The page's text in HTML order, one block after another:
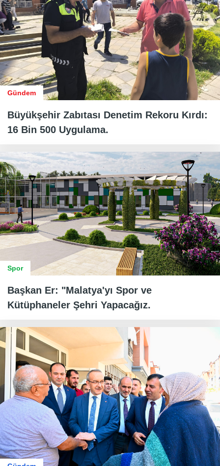
Gündem
Büyükşehir Zabıtası Denetim Rekoru Kırdı:
16 Bin 500 Uygulama.
Spor
Başkan Er: "Malatya'yı Spor ve
Kütüphaneler Şehri Yapacağız.